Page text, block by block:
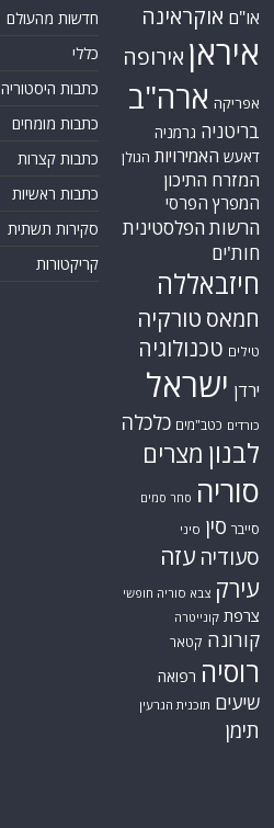
או"ם אוקראינה
איראן אירופה
אפריקה ארה"ב
בריטניה גרמניה
דאעש האמירויות הגולן
המזרח התיכון
המפרץ הפרסי
הרשות הפלסטינית
חות'ים
חיזבאללה
חמאס טורקיה
טילים טכנולוגיה
ירדן ישראל
כורדים כטב"מים כלכלה
לבנון מצרים
סוריה סחר סמים
סייבר סין סיני
סעודיה עזה
עירק צבא סוריה חופשי
צרפת קונייטרה
קורונה קטאר
רוסיה רפואה
שיעים תוכנית הגרעין
תימן
חדשות מהעולם
כללי
כתבות היסטוריה
כתבות מומחים
כתבות קצרות
כתבות ראשיות
סקירות תשתית
קריקטורות